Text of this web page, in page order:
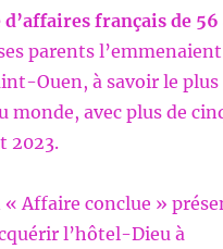
français de 56
parents l’emmenaient
Ouen, à savoir le
monde, avec plus de
2023.
Affaire conclue »
l’hôtel-Dieu à